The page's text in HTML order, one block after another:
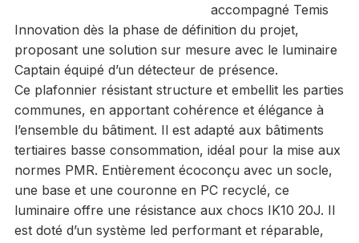
accompagné Temis
Innovation dès la phase de définition du projet,
proposant une solution sur mesure avec le luminaire
Captain équipé d’un détecteur de présence.
Ce plafonnier résistant structure et embellit les parties
communes, en apportant cohérence et élégance à
l’ensemble du bâtiment. Il est adapté aux bâtiments
tertiaires basse consommation, idéal pour la mise aux
normes PMR. Entièrement écoconçu avec un socle,
une base et une couronne en PC recyclé, ce
luminaire offre une résistance aux chocs IK10 20J. Il
est doté d’un système led performant et réparable,